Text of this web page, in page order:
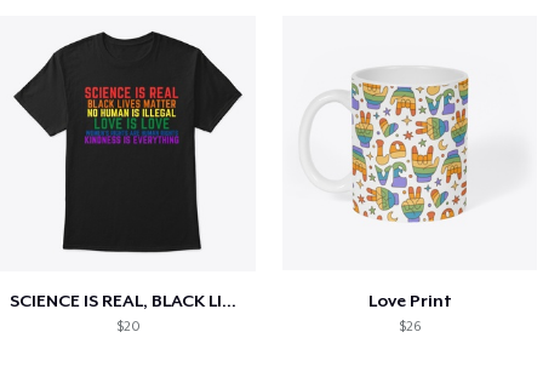
SCIENCE IS REAL, BLACK LIVES MATTER
$20
Love Print
$26